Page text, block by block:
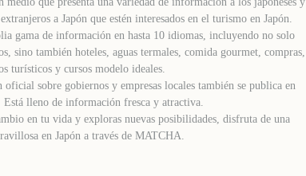
a Japón que estén interesados ​​en el turismo en Japón.
gama de información en hasta 10 idiomas, incluyendo no solo
sino también hoteles, aguas termales, comida gourmet, compras,
turísticos y cursos modelo ideales.
sobre gobiernos y empresas locales también se publica en
lleno de información fresca y atractiva.
en tu vida y exploras nuevas posibilidades, disfruta de una
en Japón a través de MATCHA.